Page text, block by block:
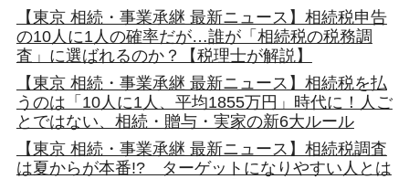
【東京 相続・事業承継 最新ニュース】相続税申告
の10人に1人の確率だが…誰が「相続税の税務調
査」に選ばれるのか？【税理士が解説】
【東京 相続・事業承継 最新ニュース】相続税を払
うのは「10人に1人、平均1855万円」時代に！人ご
とではない、相続・贈与・実家の新6大ルール
【東京 相続・事業承継 最新ニュース】相続税調査
は夏からが本番!? ターゲットになりやすい人とは